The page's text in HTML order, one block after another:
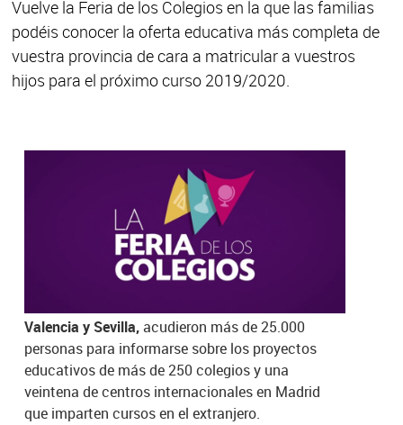
Vuelve la Feria de los Colegios en la que las familias
podéis conocer la oferta educativa más completa de
vuestra provincia de cara a matricular a vuestros
hijos para el próximo curso 2019/2020.
gratuita y para poder asistir solo es necesario
registrarse en esta
página webo sacar
directamente el pase en la entrada. La Feria
contará con una zona infantil habilitada para los
más pequeños.
Valencia y Sevilla,acudieron más de 25.000
personas para informarse sobre los proyectos
educativos de más de 250 colegios y una
veintena de centros internacionales en Madrid
que imparten cursos en el extranjero.